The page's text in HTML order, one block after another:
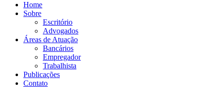
Home
Sobre
Escritório
Advogados
Áreas de Atuação
Bancários
Empregador
Trabalhista
Publicações
Contato